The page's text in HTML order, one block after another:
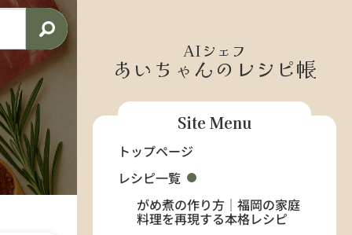
AIシェフ
あいちゃんのレシピ帳
Site Menu
トップページ
レシピ一覧
がめ煮の作り方｜福岡の家庭
料理を再現する本格レシピ